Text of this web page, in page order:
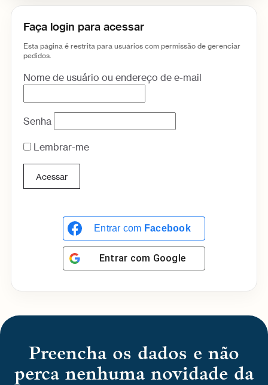
Faça login para acessar
Esta página é restrita para usuários com permissão de gerenciar
pedidos.
Nome de usuário ou endereço de e-mail
Senha
Lembrar-me
Entrar com Facebook
Entrar com Google
Preencha os dados e não
perca nenhuma novidade da